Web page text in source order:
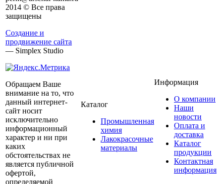
2014 © Все права
защищены
Создание и
продвижение сайта
— Simplex Studio
Обращаем Ваше
внимание на то, что
данный интернет-
сайт носит
исключительно
информационный
характер и ни при
каких
обстоятельствах не
является публичной
офертой,
определяемой
Каталог
Промышленная
химия
Лакокрасочные
материалы
Информация
О компании
Наши
новости
Оплата и
доставка
Каталог
продукции
Контактная
информация